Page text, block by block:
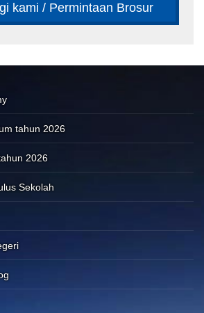
kami / Permintaan Brosur
tahun 2026
2026
Sekolah